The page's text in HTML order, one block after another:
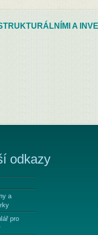
A
odkazy
a
pro